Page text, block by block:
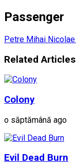
Passenger
Petre Mihai Nicolae
Related Articles
Colony
o săptămână ago
Evil Dead Burn